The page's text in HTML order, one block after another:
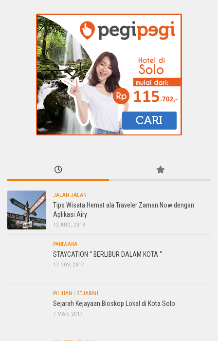
JALAN-JALAN
Tips Wisata Hemat ala Traveler Zaman Now dengan
Aplikasi Airy
12 AUG, 2019
PARIWARA
STAYCATION “ BERLIBUR DALAM KOTA “
17 NOV, 2017
PILIHAN / SEJARAH
Sejarah Kejayaan Bioskop Lokal di Kota Solo
7 MAR, 2017